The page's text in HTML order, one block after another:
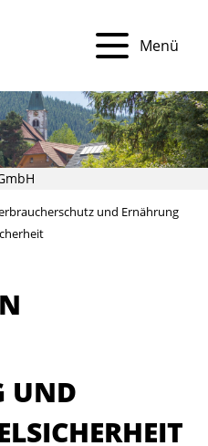
Menü
und Ernährung
UND